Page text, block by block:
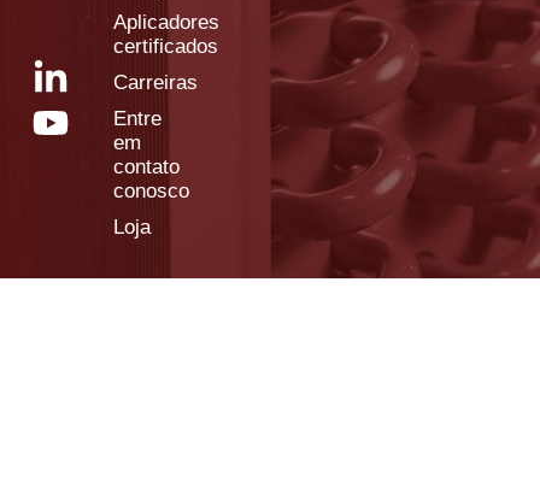
Aplicadores
certificados
Carreiras
Entre
em
contato
conosco
Loja